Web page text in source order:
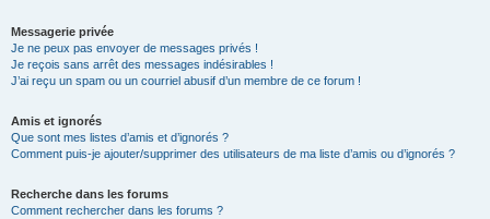
Messagerie privée
Je ne peux pas envoyer de messages privés !
Je reçois sans arrêt des messages indésirables !
J’ai reçu un spam ou un courriel abusif d’un membre de ce forum !
Amis et ignorés
Que sont mes listes d’amis et d’ignorés ?
Comment puis-je ajouter/supprimer des utilisateurs de ma liste d’amis ou d’ignorés ?
Recherche dans les forums
Comment rechercher dans les forums ?